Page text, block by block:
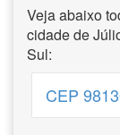
Veja abaixo
cidade de
Sul:
CEP